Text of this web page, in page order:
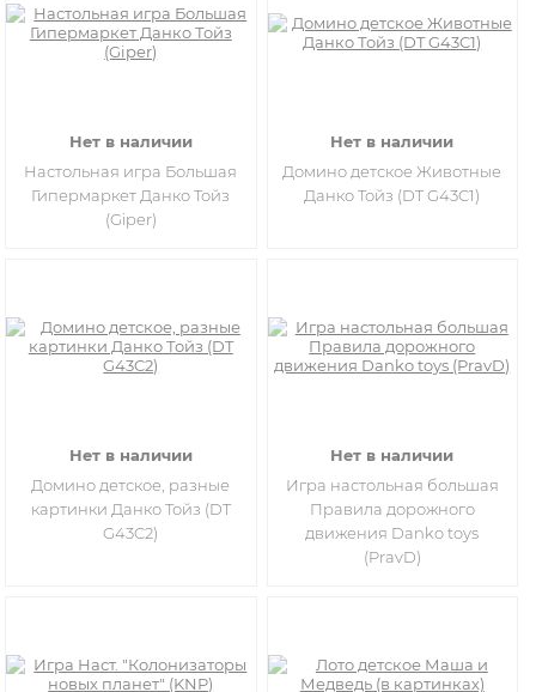
Нет в наличии
Настольная игра Большая
Гипермаркет Данко Тойз
(Giper)
Нет в наличии
Домино детское Животные
Данко Тойз (DT G43C1)
Нет в наличии
Домино детское, разные
картинки Данко Тойз (DT
G43C2)
Нет в наличии
Игра настольная большая
Правила дорожного
движения Danko toys
(PravD)